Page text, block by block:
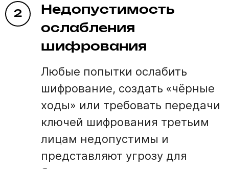
2
Недопустимость
ослабления
шифрования
Любые попытки ослабить
шифрование, создать «чёрные
ходы» или требовать передачи
ключей шифрования третьим
лицам недопустимы и
представляют угрозу для